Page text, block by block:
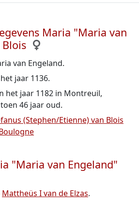
Maria "Maria van
van Engeland.
jaar 1136.
het jaar 1182 in Montreuil,
46 jaar oud.
(Stephen/Etienne) van Blois
"Maria van Engeland"
Mattheüs I van de Elzas.